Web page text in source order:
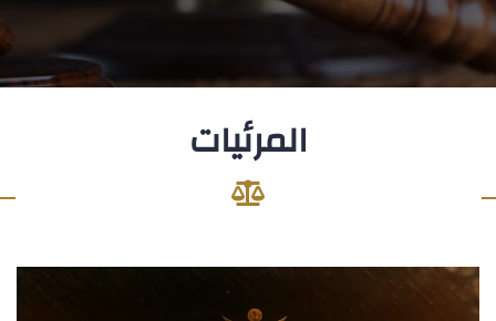
المرئيات
الفيديو